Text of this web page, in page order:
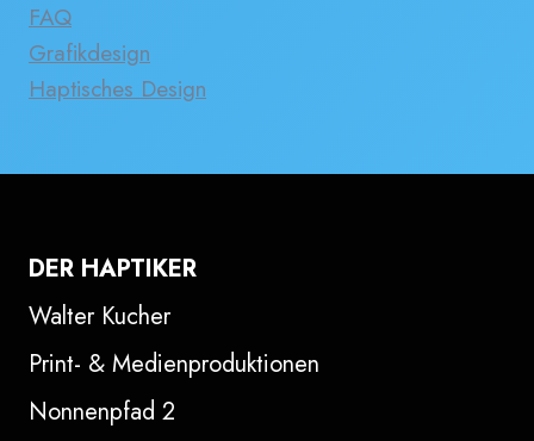
FAQ
Grafikdesign
Haptisches Design
DER HAPTIKER
Walter Kucher
Print- & Medienproduktionen
Nonnenpfad 2